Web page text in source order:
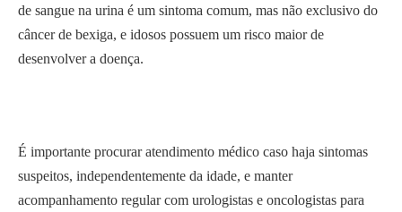
de sangue na urina é um sintoma comum, mas não exclusivo do
câncer de bexiga, e idosos possuem um risco maior de
desenvolver a doença.
É importante procurar atendimento médico caso haja sintomas
suspeitos, independentemente da idade, e manter
acompanhamento regular com urologistas e oncologistas para